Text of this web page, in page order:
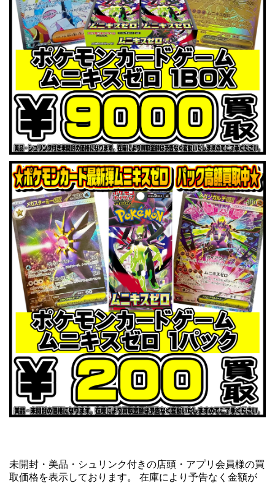
未開封・美品・シュリンク付きの店頭・アプリ会員様の買
取価格を表示しております。 在庫により予告なく金額が